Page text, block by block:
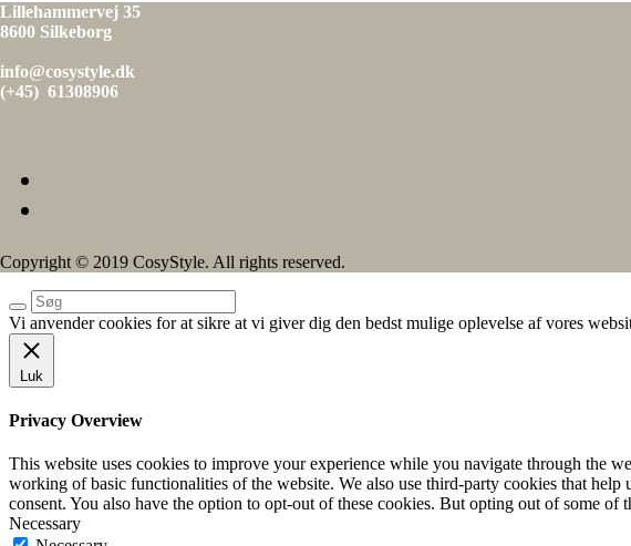
Lillehammervej 35
8600 Silkeborg
info@cosystyle.dk
(+45) 61308906
Copyright © 2019 CosyStyle. All rights reserved.
Vi anvender cookies for at sikre at vi giver dig den bedst mulige oplevelse af vores
Luk
Privacy Overview
This website uses cookies to improve your experience while you navigate through the
working of basic functionalities of the website. We also use third-party cookies that
consent. You also have the option to opt-out of these cookies. But opting out of some of
Necessary